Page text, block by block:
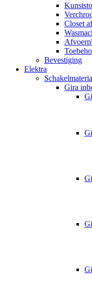
Closet
Bevestiging
Elektra
Gira